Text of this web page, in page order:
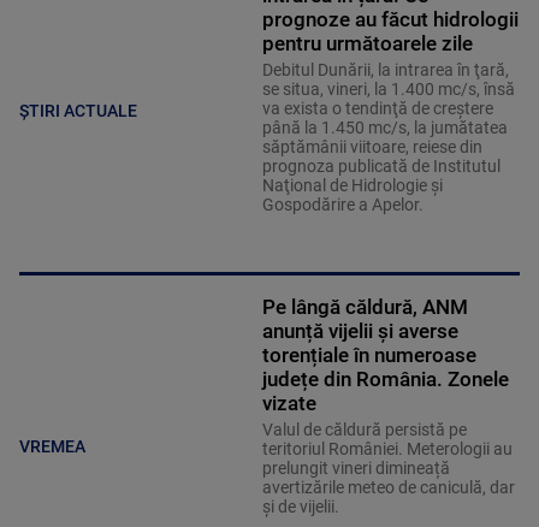
ȘTIRI ACTUALE
prognoze au făcut hidrologii
pentru următoarele zile
Debitul Dunării, la intrarea în ţară,
se situa, vineri, la 1.400 mc/s, însă
va exista o tendinţă de creştere
până la 1.450 mc/s, la jumătatea
săptămânii viitoare, reiese din
prognoza publicată de Institutul
Naţional de Hidrologie şi
Gospodărire a Apelor.
VREMEA
Pe lângă căldură, ANM
anunță vijelii și averse
torențiale în numeroase
județe din România. Zonele
vizate
Valul de căldură persistă pe
teritoriul României. Meterologii au
prelungit vineri dimineață
avertizările meteo de caniculă, dar
și de vijelii.